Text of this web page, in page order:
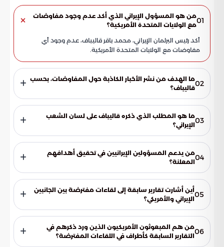
01من هو المسؤول الإيراني الذي أكد عدم وجود مفاوضات
مع الولايات المتحدة الأمريكية؟
أكد رئيس البرلمان الإيراني، محمد باقر قاليباف، عدم وجود أي
مفاوضات مع الولايات المتحدة الأمريكية.
02ما الهدف من نشر الأخبار الكاذبة حول المفاوضات، بحسب
قاليباف؟
أشار قاليباف إلى أن ما يُنشر من أخبار كاذبة يهدف إلى التلاعب
بأسواق المال والنفط. كما تستخدم هذه الأخبار لدعم الولايات
المتحدة وإسرائيل في تجاوز ما وصفه بالمأزق الذي يواجهانه.03ما هو المطلب الذي ذكره قاليباف على لسان الشعب
الإيراني؟
ذكر قاليباف أن الشعب الإيراني يطالب بإنزال العقاب بالمعتدين.
04من يدعم المسؤولين الإيرانيين في تحقيق أهدافهم
المعلنة؟
يلتزم المسؤولون الإيرانيون بتحقيق هدف إنزال العقاب بالمعتدين
بدعم من المرشد.
05أين أشارت تقارير سابقة إلى لقاءات مفترضة بين الجانبين
الإيراني والأمريكي؟
كانت تقارير سابقة قد أشارت إلى لقاءات مفترضة في باكستان.
06من هم المبعوثون الأمريكيون الذين ورد ذكرهم في
التقارير السابقة كأطراف في اللقاءات المفترضة؟